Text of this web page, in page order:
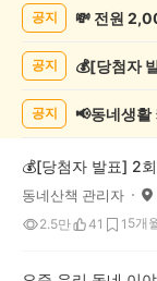
공지
공지
공지 📢동네생
동네산책 관리자
2.5만 41 1 5개